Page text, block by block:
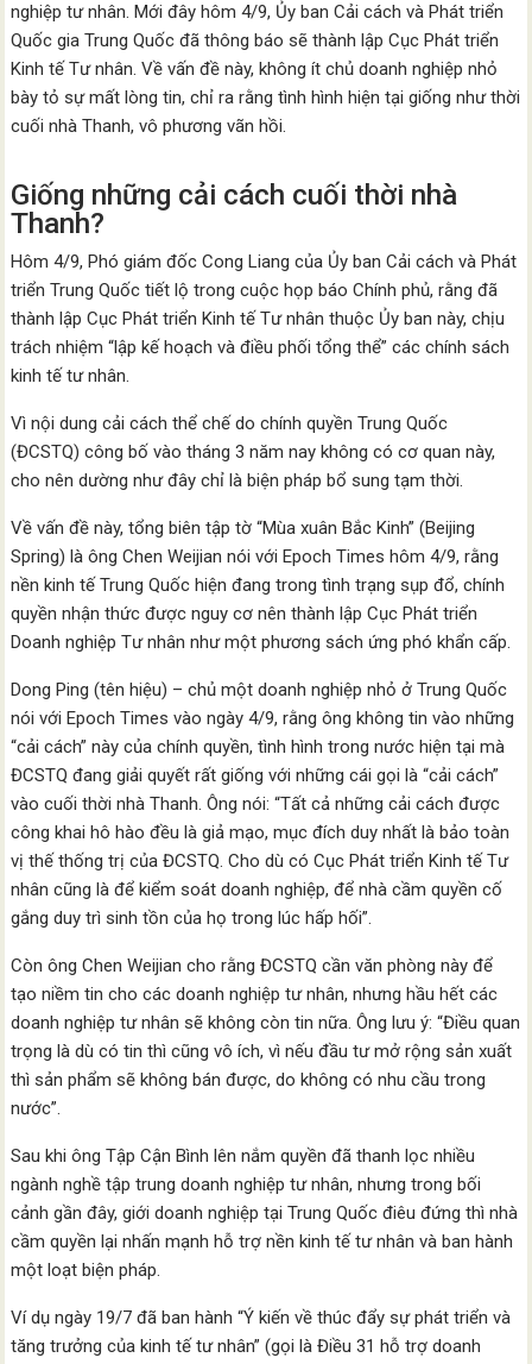
nghiệp tư nhân. Mới đây hôm 4/9, Ủy ban Cải cách và Phát triển
Quốc gia Trung Quốc đã thông báo sẽ thành lập Cục Phát triển
Kinh tế Tư nhân. Về vấn đề này, không ít chủ doanh nghiệp nhỏ
bày tỏ sự mất lòng tin, chỉ ra rằng tình hình hiện tại giống như thời
cuối nhà Thanh, vô phương vãn hồi.
Giống những cải cách cuối thời nhà
Thanh?
Hôm 4/9, Phó giám đốc Cong Liang của Ủy ban Cải cách và Phát
triển Trung Quốc tiết lộ trong cuộc họp báo Chính phủ, rằng đã
thành lập Cục Phát triển Kinh tế Tư nhân thuộc Ủy ban này, chịu
trách nhiệm “lập kế hoạch và điều phối tổng thể” các chính sách
kinh tế tư nhân.
Vì nội dung cải cách thể chế do chính quyền Trung Quốc
(ĐCSTQ) công bố vào tháng 3 năm nay không có cơ quan này,
cho nên dường như đây chỉ là biện pháp bổ sung tạm thời.
Về vấn đề này, tổng biên tập tờ “Mùa xuân Bắc Kinh” (Beijing
Spring) là ông Chen Weijian nói với Epoch Times hôm 4/9, rằng
nền kinh tế Trung Quốc hiện đang trong tình trạng sụp đổ, chính
quyền nhận thức được nguy cơ nên thành lập Cục Phát triển
Doanh nghiệp Tư nhân như một phương sách ứng phó khẩn cấp.
Dong Ping (tên hiệu) – chủ một doanh nghiệp nhỏ ở Trung Quốc
nói với Epoch Times vào ngày 4/9, rằng ông không tin vào những
“cải cách” này của chính quyền, tình hình trong nước hiện tại mà
ĐCSTQ đang giải quyết rất giống với những cái gọi là “cải cách”
vào cuối thời nhà Thanh. Ông nói: “Tất cả những cải cách được
công khai hô hào đều là giả mạo, mục đích duy nhất là bảo toàn
vị thế thống trị của ĐCSTQ. Cho dù có Cục Phát triển Kinh tế Tư
nhân cũng là để kiểm soát doanh nghiệp, để nhà cầm quyền cố
gắng duy trì sinh tồn của họ trong lúc hấp hối”.
Còn ông Chen Weijian cho rằng ĐCSTQ cần văn phòng này để
tạo niềm tin cho các doanh nghiệp tư nhân, nhưng hầu hết các
doanh nghiệp tư nhân sẽ không còn tin nữa. Ông lưu ý: “Điều quan
trọng là dù có tin thì cũng vô ích, vì nếu đầu tư mở rộng sản xuất
thì sản phẩm sẽ không bán được, do không có nhu cầu trong
nước”.
Sau khi ông Tập Cận Bình lên nắm quyền đã thanh lọc nhiều
ngành nghề tập trung doanh nghiệp tư nhân, nhưng trong bối
cảnh gần đây, giới doanh nghiệp tại Trung Quốc điêu đứng thì nhà
cầm quyền lại nhấn mạnh hỗ trợ nền kinh tế tư nhân và ban hành
một loạt biện pháp.
Ví dụ ngày 19/7 đã ban hành “Ý kiến về thúc đẩy sự phát triển và
tăng trưởng của kinh tế tư nhân” (gọi là Điều 31 hỗ trợ doanh